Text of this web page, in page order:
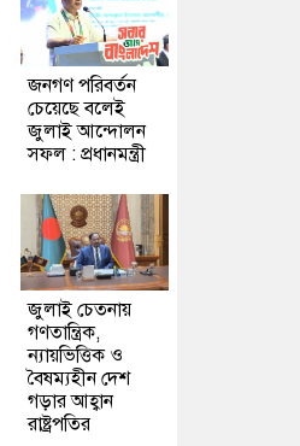
জনগণ পরিবর্তন
চেয়েছে বলেই
জুলাই আন্দোলন
সফল : প্রধানমন্ত্রী
জুলাই চেতনায়
গণতান্ত্রিক,
ন্যায়ভিত্তিক ও
বৈষম্যহীন দেশ
গড়ার আহ্বান
রাষ্ট্রপতির